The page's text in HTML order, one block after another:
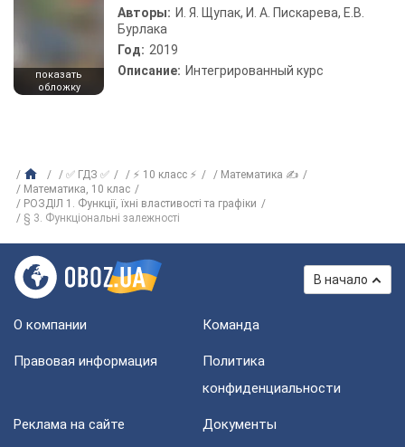
показать
обложку
Авторы: И. Я. Щупак, И. А. Пискарева, Е.В.
Бурлака
Год: 2019
Описание: Интегрированный курс
✅ ГДЗ ✅ ⚡ 10 класс ⚡
Математика ✍
Математика, 10 клас
РОЗДІЛ 1. Функції, їхні властивості та графіки
§ 3. Функціональні залежності
В начало
О компании Команда
Правовая информация
Политика
конфиденциальности
Реклама на сайте Документы